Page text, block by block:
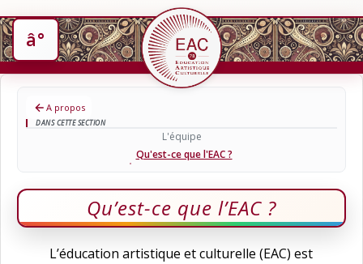
A propos
DANS CETTE SECTION
L'équipe
Qu'est-ce que l'EAC ?
Qu’est-ce que l’EAC ?
L’éducation artistique et culturelle (EAC) est